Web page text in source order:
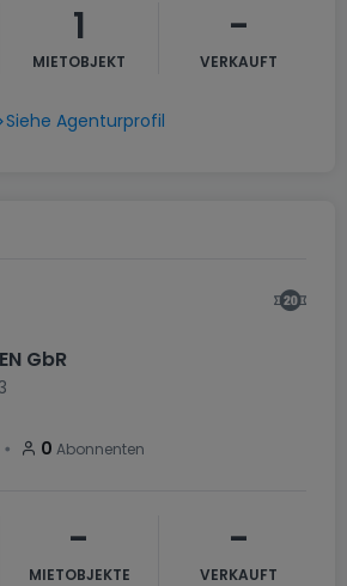
1
MIETOBJEKT
-
VERKAUFT
Siehe Agenturprofil
GbR
・ 0 Abonnenten
-
MIETOBJEKTE
-
VERKAUFT